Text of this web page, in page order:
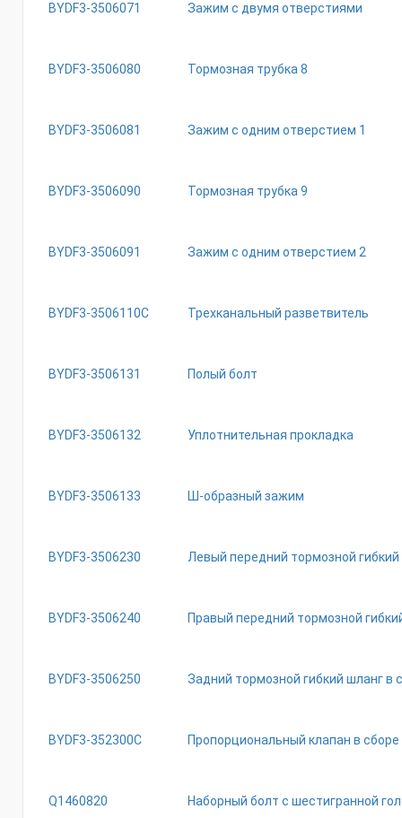
BYDF3-3506071 Зажим с двумя отверстиями
BYDF3-3506080 Тормозная трубка 8
BYDF3-3506081 Зажим с одним отверстием 1
BYDF3-3506090 Тормозная трубка 9
BYDF3-3506091 Зажим с одним отверстием 2
BYDF3-3506110C Трехканальный разветвитель
BYDF3-3506131 Полый болт
BYDF3-3506132 Уплотнительная прокладка
BYDF3-3506133 Ш-образный зажим
BYDF3-3506230 Левый передний тормозной
BYDF3-3506240 Правый передний тормозной
BYDF3-3506250 Задний тормозной гибкий шланг в
BYDF3-352300C Пропорциональный клапан в сборе
Q1460820 Наборный болт с шестигранной